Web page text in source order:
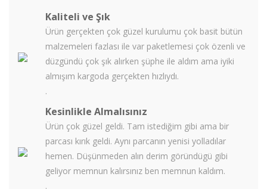
Kaliteli ve Şık
Ürün gerçekten çok güzel kurulumu çok basit bütün
malzemeleri fazlası ile var paketlemesi çok özenli ve
düzgündü çok şık alırken şüphe ile aldım ama iyiki
almışım kargoda gerçekten hızlıydı.
.
Kesinlikle Almalısınız
Ürün çok güzel geldi. Tam istediğim gibi ama bir
parcası kırık geldi. Aynı parcanın yenisi yolladılar
hemen. Düşünmeden alın derim göründügü gibi
geliyor memnun kalırsınız ben memnun kaldım.
.